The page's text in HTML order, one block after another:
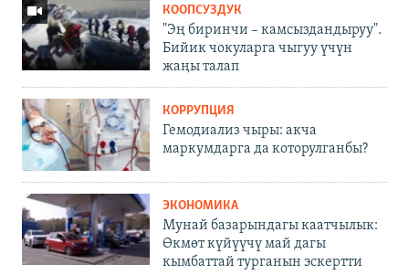
КООПСУЗДУК
"Эң биринчи – камсыздандыруу".
Бийик чокуларга чыгуу үчүн
жаңы талап
КОРРУПЦИЯ
Гемодиализ чыры: акча
маркумдарга да которулганбы?
ЭКОНОМИКА
Мунай базарындагы каатчылык:
Өкмөт күйүүчү май дагы
кымбаттай турганын эскертти